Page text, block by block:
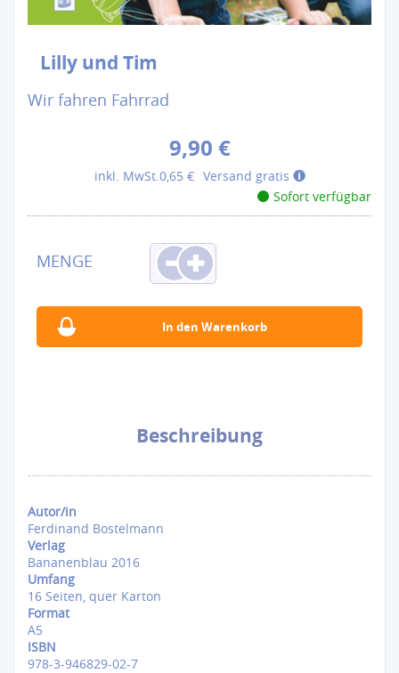
Lilly und Tim
Wir fahren Fahrrad
9,90 €
inkl. MwSt.0,65 € Versand gratis
Sofort verfügbar
Beschreibung
Autor/in
Ferdinand Bostelmann
Verlag
Bananenblau 2016
Umfang
16 Seiten, quer Karton
Format
A5
ISBN
978-3-946829-02-7